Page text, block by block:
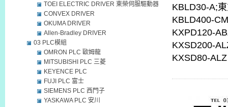
KBLD30-A;
KBLD400-
KXPD120-
KXSD200-
KXSD80-ALZ
TOEI ELECTRIC DRIVER 東榮伺服驅動器
CONVEX DRIVER
OKUMA DRIVER
Allen-Bradley DRIVER
03 PLC模組
OMRON PLC 歐姆龍
MITSUBISHI PLC 三菱
KEYENCE PLC
FUJI PLC 富士
SIEMENS PLC 西門子
YASKAWA PLC 安川